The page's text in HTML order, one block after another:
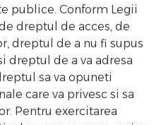
publice. Conform Legii
dreptul de acces, de
dreptul de a nu fi supus
dreptul de a va adresa
sa va opuneti
care va privesc si sa
Pentru exercitarea